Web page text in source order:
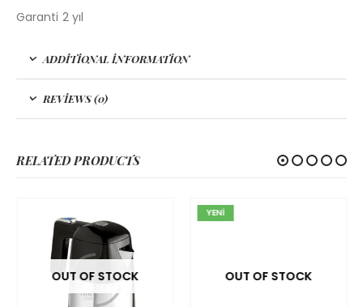
Garanti 2 yıl
ADDITIONAL INFORMATION
REVIEWS (0)
RELATED PRODUCTS
OUT OF STOCK
YENİ
OUT OF STOCK